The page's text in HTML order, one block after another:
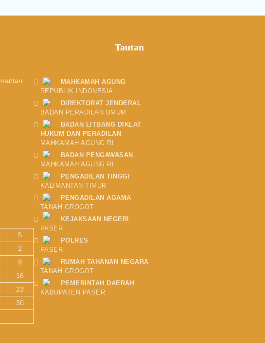
S
2
9
16
23
30
Tautan
MAHKAMAH AGUNG
REPUBLIK INDONESIA
DIREKTORAT JENDERAL
BADAN PERADILAN UMUM
BADAN LITBANG DIKLAT
HUKUM DAN PERADILAN
MAHKAMAH AGUNG RI
BADAN PENGAWASAN
MAHKAMAH AGUNG RI
PENGADILAN TINGGI
KALIMANTAN TIMUR
PENGADILAN AGAMA
TANAH GROGOT
KEJAKSAAN NEGERI
PASER
POLRES
PASER
RUMAH TAHANAN NEGARA
TANAH GROGOT
PEMERINTAH DAERAH
KABUPATEN PASER